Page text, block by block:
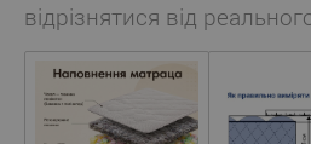
відрізнятися від